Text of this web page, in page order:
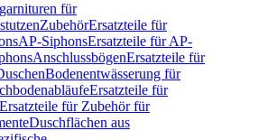
für
ZubehörErsatzteile für
AP-SiphonsErsatzteile für AP-
AnschlussbögenErsatzteile für
Bodenentwässerung für
Ersatzteile für
Ersatzteile für Zubehör für
Duschflächen aus